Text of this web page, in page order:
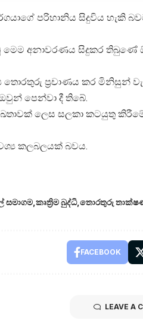
පරිහානිය සිදුවිය හැකි
මෙම අනාවරණය සිදුකර
තොරතුරු ප්‍රචාණය කර මිනිසුන්
පෙන්වා දී තිබේ.
ලෙස සලකා කටයුතු
කලබලයක් බවය.
සමාගම කෘත්‍රිම බුද්ධි තොරතුරු
FACEBOOK
LEAVE A